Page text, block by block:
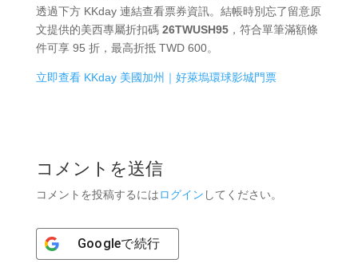
透過下方 KKday 連結查看票券資訊。結帳時別忘了留意原
文提供的美西專屬折扣碼 26TWUSH95，符合單筆滿額條
件可享 95 折，最高折抵 TWD 600。
立即查看 KKday 美國加州｜好萊塢環球影城門票
コメントを送信
コメントを投稿するにはログイン してください。
Googleで続行